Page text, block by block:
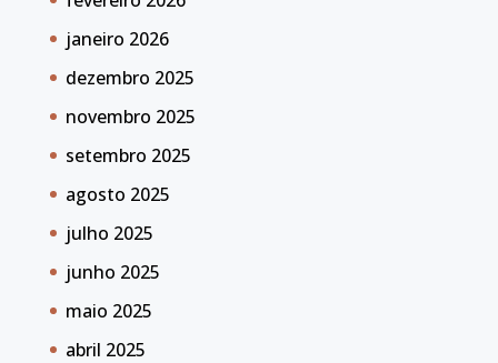
janeiro 2026
dezembro 2025
novembro 2025
setembro 2025
agosto 2025
julho 2025
junho 2025
maio 2025
abril 2025